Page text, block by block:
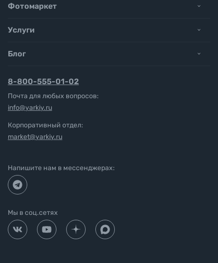
Фотомаркет
Услуги
Блог
8-800-555-01-02
Почта для любых вопросов:
info@yarkiy.ru
Корпоративный отдел:
market@yarkiy.ru
Напишите нам в мессенджерах:
Мы в соц.сетях